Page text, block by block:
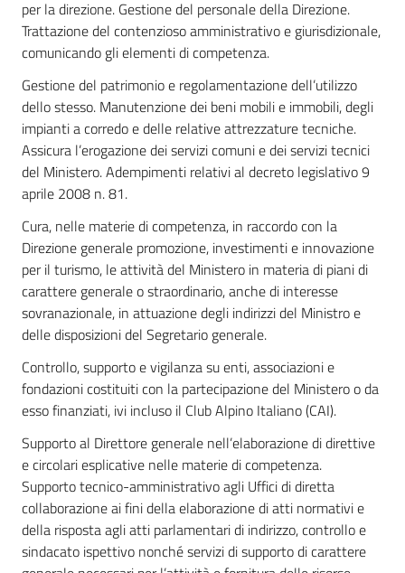
per la direzione. Gestione del personale della Direzione.
Trattazione del contenzioso amministrativo e giurisdizionale,
comunicando gli elementi di competenza.
Gestione del patrimonio e regolamentazione dell’utilizzo
dello stesso. Manutenzione dei beni mobili e immobili, degli
impianti a corredo e delle relative attrezzature tecniche.
Assicura l’erogazione dei servizi comuni e dei servizi tecnici
del Ministero. Adempimenti relativi al decreto legislativo 9
aprile 2008 n. 81.
Cura, nelle materie di competenza, in raccordo con la
Direzione generale promozione, investimenti e innovazione
per il turismo, le attività del Ministero in materia di piani di
carattere generale o straordinario, anche di interesse
sovranazionale, in attuazione degli indirizzi del Ministro e
delle disposizioni del Segretario generale.
Controllo, supporto e vigilanza su enti, associazioni e
fondazioni costituiti con la partecipazione del Ministero o da
esso finanziati, ivi incluso il Club Alpino Italiano (CAI).
Supporto al Direttore generale nell’elaborazione di direttive
e circolari esplicative nelle materie di competenza.
Supporto tecnico-amministrativo agli Uffici di diretta
collaborazione ai fini della elaborazione di atti normativi e
della risposta agli atti parlamentari di indirizzo, controllo e
sindacato ispettivo nonché servizi di supporto di carattere